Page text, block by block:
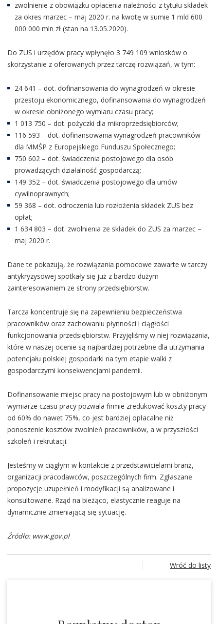
zwolnienie z obowiązku opłacenia należności z tytułu składek
za okres marzec – maj 2020 r. na kwotę w sumie 1 mld 600
000 000 mln zł (stan na 13.05.2020).
Do ZUS i urzędów pracy wpłynęło 3 749 109 wniosków o
skorzystanie z oferowanych przez tarczę rozwiązań, w tym:
24 641 – dot. dofinansowania do wynagrodzeń w okresie
przestoju ekonomicznego, dofinansowania do wynagrodzeń
w okresie obniżonego wymiaru czasu pracy;
1 013 750 – dot. pożyczki dla mikroprzedsiębiorców;
116 593 – dot. dofinansowania wynagrodzeń pracowników
dla MMŚP z Europejskiego Funduszu Społecznego;
750 602 – dot. świadczenia postojowego dla osób
prowadzących działalność gospodarczą;
149 352 – dot. świadczenia postojowego dla umów
cywilnoprawnych;
59 368 – dot. odroczenia lub rozłożenia składek ZUS bez
opłat;
1 634 803 – dot. zwolnienia ze składek do ZUS za marzec –
maj 2020 r.
Dane te pokazują, że rozwiązania pomocowe zawarte w tarczy
antykryzysowej spotkały się już z bardzo dużym
zainteresowaniem ze strony przedsiębiorstw.
Tarcza koncentruje się na zapewnieniu bezpieczeństwa
pracowników oraz zachowaniu płynności i ciągłości
funkcjonowania przedsiębiorstw. Przyjęliśmy w niej rozwiązania,
które w naszej ocenie są najbardziej potrzebne dla utrzymania
potencjału polskiej gospodarki na tym etapie walki z
gospodarczymi konsekwencjami pandemii.
Dofinansowanie miejsc pracy na postojowym lub w obniżonym
wymiarze czasu pracy pozwala firmie zredukować koszty pracy
od 60% do nawet 75%, co jest bardziej opłacalne niż
ponoszenie kosztów zwolnień pracowników, a w przyszłości
szkoleń i rekrutacji.
Jesteśmy w ciągłym w kontakcie z przedstawicielami branż,
organizacji pracodawców, poszczególnych firm. Zgłaszane
propozycje uzupełnień i modyfikacji są analizowane i
konsultowane. Rząd na bieżąco, elastycznie reaguje na
dynamicznie zmieniającą się sytuację.
Źródło: www.gov.pl
Wróć do listy